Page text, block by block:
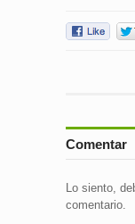
Comentar
Lo siento,
comentario.